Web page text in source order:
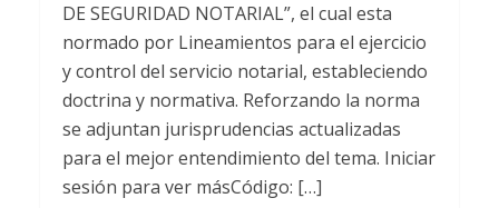
DE SEGURIDAD NOTARIAL”, el cual esta
normado por Lineamientos para el ejercicio
y control del servicio notarial, estableciendo
doctrina y normativa. Reforzando la norma
se adjuntan jurisprudencias actualizadas
para el mejor entendimiento del tema. Iniciar
sesión para ver másCódigo: […]